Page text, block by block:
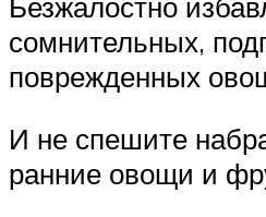
сомнительных,
поврежденных
И не спешите
ранние овощи и